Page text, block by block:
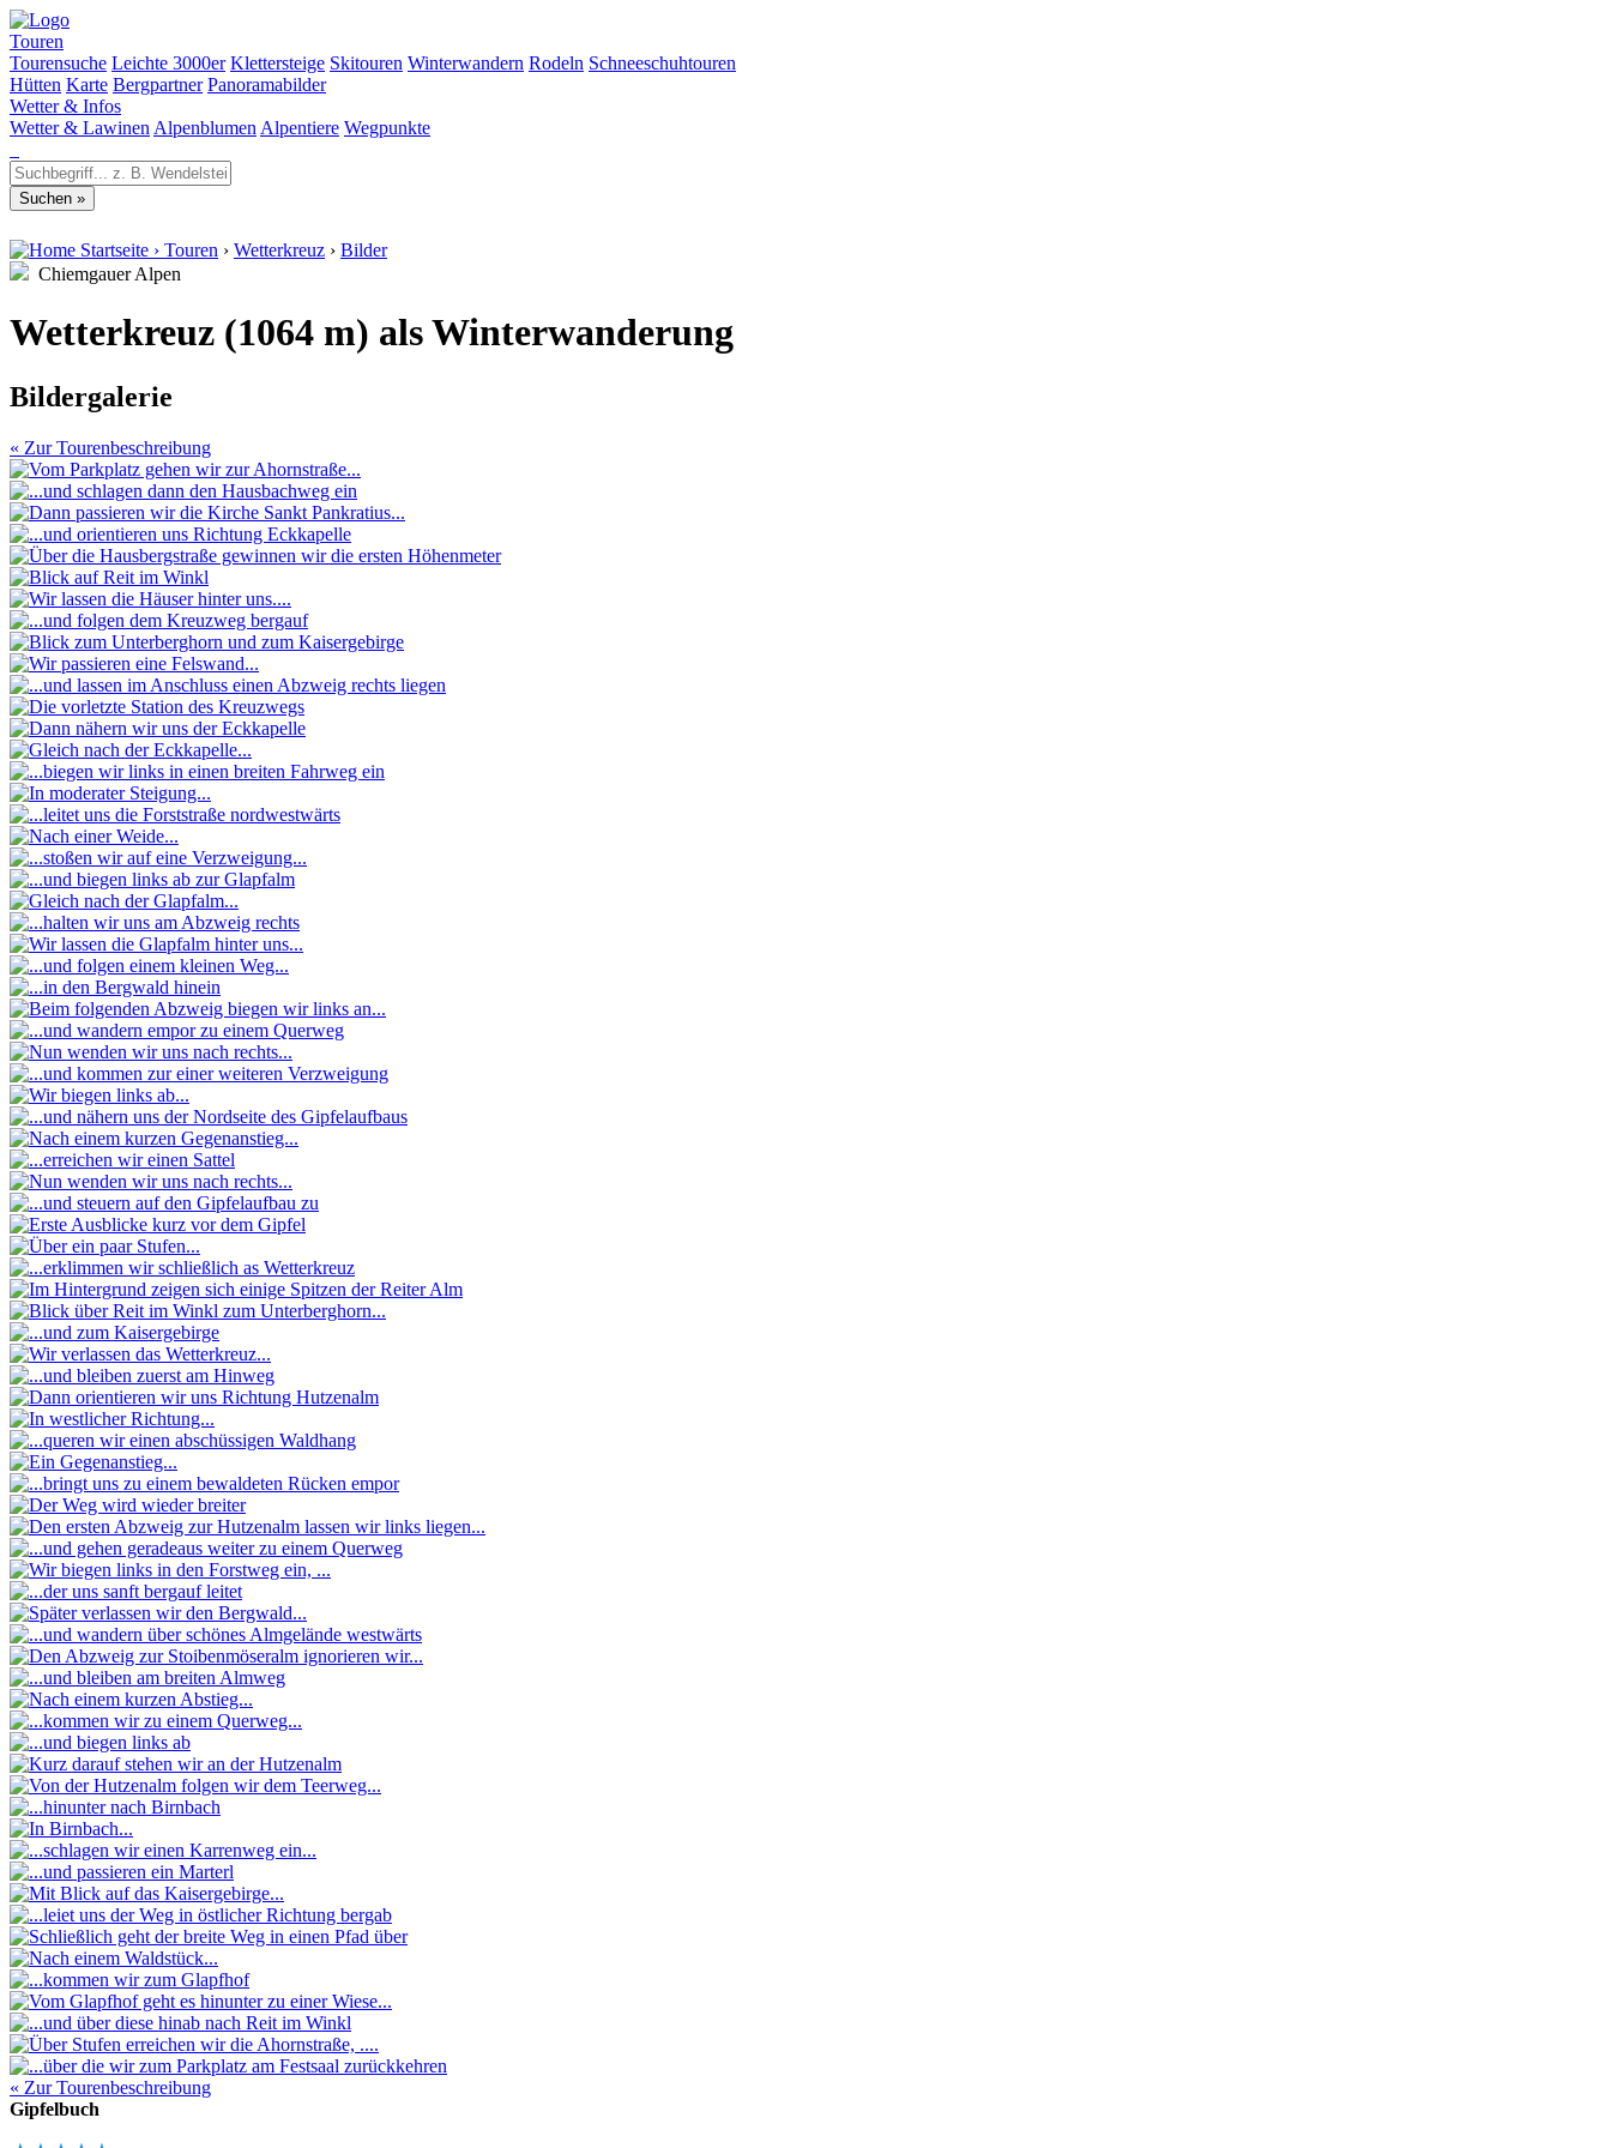
Touren
Tourensuche Leichte 3000er Klettersteige Skitouren Winterwandern Rodeln Schneeschuhtouren
Hütten Karte Bergpartner Panoramabilder
Wetter & Infos
Wetter & Lawinen Alpenblumen Alpentiere Wegpunkte
Startseite › Touren › Wetterkreuz › Bilder
Chiemgauer Alpen
Wetterkreuz (1064 m) als Winterwanderung
Bildergalerie
« Zur Tourenbeschreibung
« Zur Tourenbeschreibung
Gipfelbuch